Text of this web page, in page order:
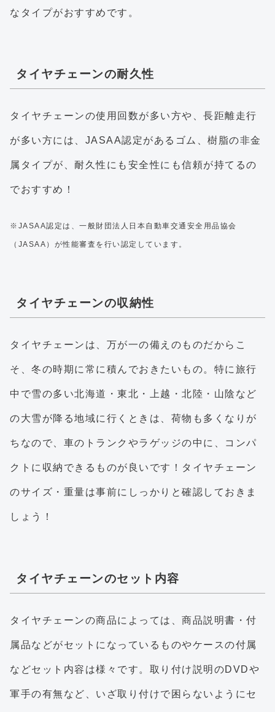
なタイプがおすすめです。
タイヤチェーンの耐久性
タイヤチェーンの使用回数が多い方や、長距離走行
が多い方には、JASAA認定があるゴム、樹脂の非金
属タイプが、耐久性にも安全性にも信頼が持てるの
でおすすめ！
※JASAA認定は、一般財団法人日本自動車交通安全用品協会
（JASAA）が性能審査を行い認定しています。
タイヤチェーンの収納性
タイヤチェーンは、万が一の備えのものだからこ
そ、冬の時期に常に積んでおきたいもの。特に旅行
中で雪の多い北海道・東北・上越・北陸・山陰など
の大雪が降る地域に行くときは、荷物も多くなりが
ちなので、車のトランクやラゲッジの中に、コンパ
クトに収納できるものが良いです！タイヤチェーン
のサイズ・重量は事前にしっかりと確認しておきま
しょう！
タイヤチェーンのセット内容
タイヤチェーンの商品によっては、商品説明書・付
属品などがセットになっているものやケースの付属
などセット内容は様々です。取り付け説明のDVDや
軍手の有無など、いざ取り付けで困らないようにセ